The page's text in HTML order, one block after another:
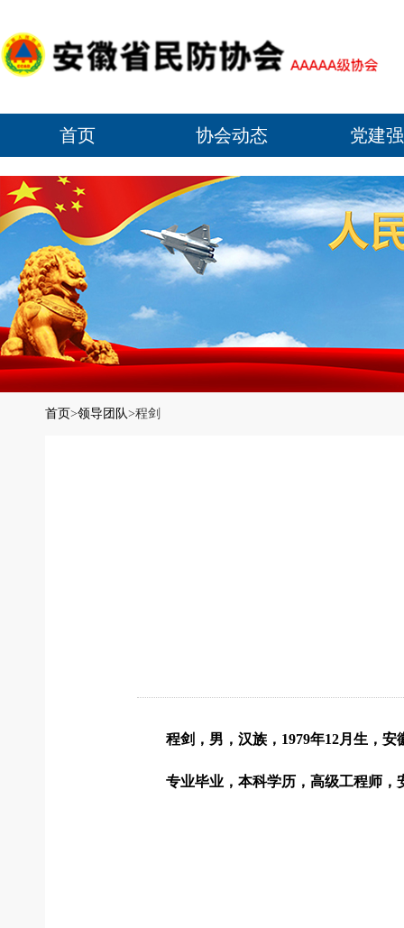
首页 协会动态 党建
首页>领导团队>程剑
程剑，男，汉族，1979年12月生，
专业毕业，本科学历，高级工程师